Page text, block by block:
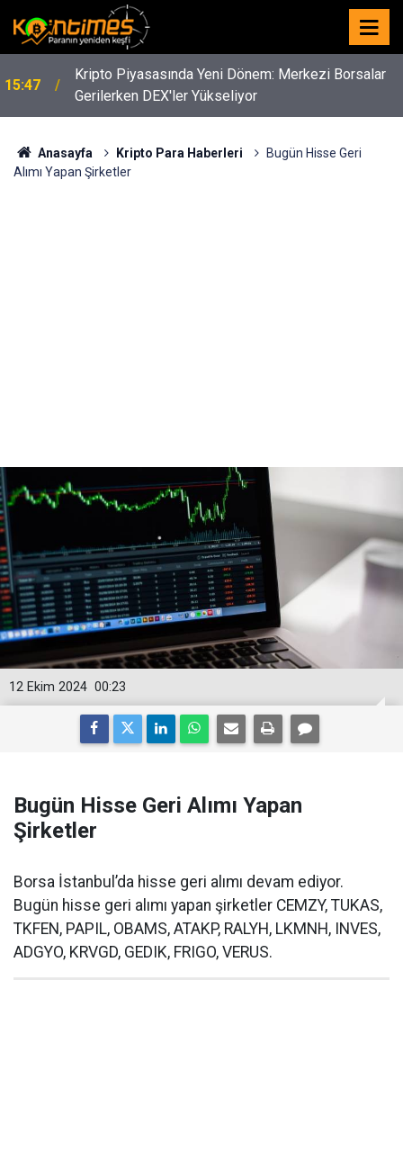
15:47
Kripto Piyasasında Yeni Dönem: Merkezi Borsalar
Gerilerken DEX'ler Yükseliyor
Anasayfa Kripto Para Haberleri
Bugün Hisse Geri
Alımı Yapan Şirketler
00:23
12 Ekim 2024
Bugün Hisse Geri Alımı Yapan
Şirketler
Borsa İstanbul’da hisse geri alımı devam ediyor.
Bugün hisse geri alımı yapan şirketler CEMZY, TUKAS,
TKFEN, PAPIL, OBAMS, ATAKP, RALYH, LKMNH, INVES,
ADGYO, KRVGD, GEDIK, FRIGO, VERUS.